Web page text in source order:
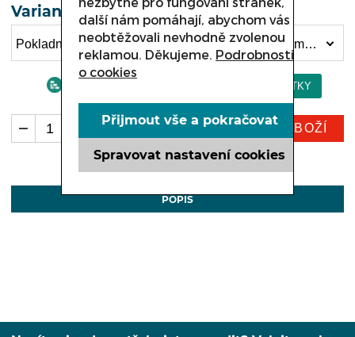
Varianta
Pokladní box , ACX 22 délka 3700 mm, pás 2100 mm (117 189 Kč)
ks KOUPIT ZBOŽÍ
POPIS
další nám pomáhají, abychom vás
neobtěžovali nevhodně zvolenou
reklamou. Děkujeme. Podrobnosti
o cookies
Spravovat nastavení cookies
Přijmout vše a pokračovat